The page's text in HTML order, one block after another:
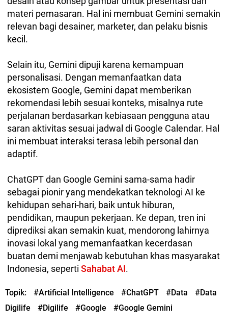
materi pemasaran. Hal ini membuat Gemini semakin
relevan bagi desainer, marketer, dan pelaku bisnis
kecil.
Selain itu, Gemini dipuji karena kemampuan
personalisasi. Dengan memanfaatkan data
ekosistem Google, Gemini dapat memberikan
rekomendasi lebih sesuai konteks, misalnya rute
perjalanan berdasarkan kebiasaan pengguna atau
saran aktivitas sesuai jadwal di Google Calendar. Hal
ini membuat interaksi terasa lebih personal dan
adaptif.
ChatGPT dan Google Gemini sama-sama hadir
sebagai pionir yang mendekatkan teknologi AI ke
kehidupan sehari-hari, baik untuk hiburan,
pendidikan, maupun pekerjaan. Ke depan, tren ini
diprediksi akan semakin kuat, mendorong lahirnya
inovasi lokal yang memanfaatkan kecerdasan
buatan demi menjawab kebutuhan khas masyarakat
Indonesia, seperti Sahabat AI.
Topik: #Artificial Intelligence #ChatGPT #Data
#Data
Digilife
#Digilife #Google #Google Gemini